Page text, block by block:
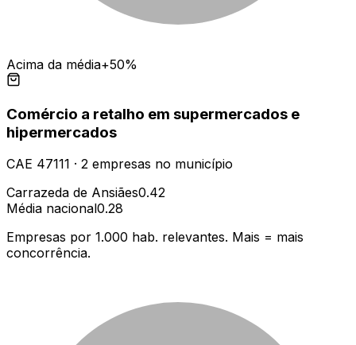
Acima da média+50%
Comércio a retalho em supermercados e
hipermercados
CAE 47111 · 2 empresas no município
Carrazeda de Ansiães0.42
Média nacional0.28
Empresas por 1.000 hab. relevantes. Mais = mais
concorrência.